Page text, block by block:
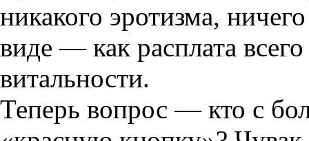
никакого эротизма,
виде — как расплата
витальности.
Теперь вопрос — кто с